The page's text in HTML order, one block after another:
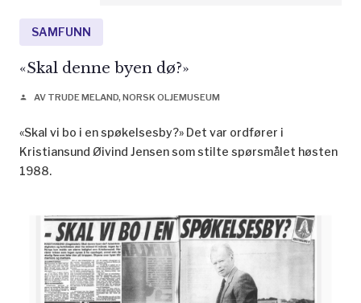
SAMFUNN
«Skal denne byen dø?»
person AV TRUDE MELAND, NORSK OLJEMUSEUM
«Skal vi bo i en spøkelsesby?» Det var ordfører i
Kristiansund Øivind Jensen som stilte spørsmålet høsten
1988.